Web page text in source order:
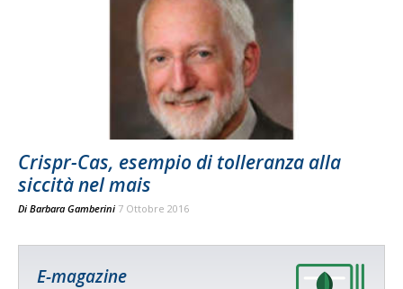
Crispr-Cas, esempio di tolleranza alla
siccità nel mais
Di Barbara Gamberini 7 Ottobre 2016
E-magazine